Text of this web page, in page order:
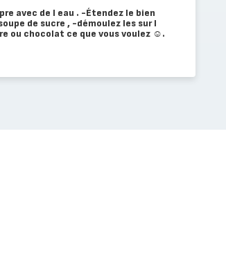
avec de l eau . -Étendez le bien
de sucre , -démoulez les sur l
ou chocolat ce que vous voulez ☺️.